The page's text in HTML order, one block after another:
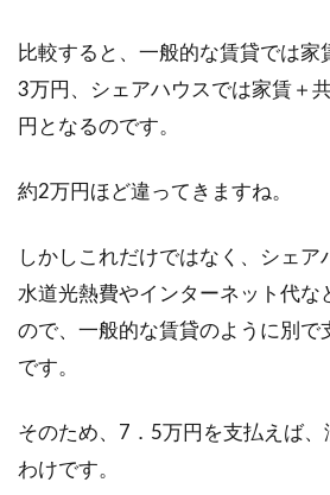
比較すると、一般的な賃貸では家
3万円、シェアハウスでは家賃＋
円となるのです。
約2万円ほど違ってきますね。
しかしこれだけではなく、シェア
水道光熱費やインターネット代な
ので、一般的な賃貸のように別で
です。
そのため、7．5万円を支払えば、
わけです。